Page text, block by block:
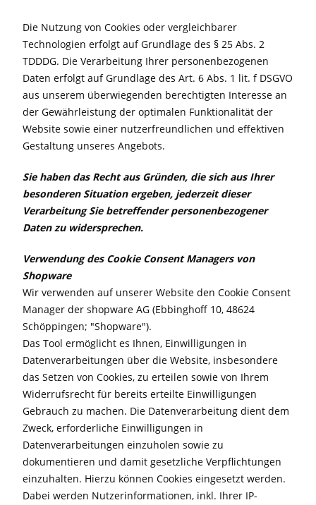
Die Nutzung von Cookies oder vergleichbarer
Technologien erfolgt auf Grundlage des § 25 Abs. 2
TDDDG. Die Verarbeitung Ihrer personenbezogenen
Daten erfolgt auf Grundlage des Art. 6 Abs. 1 lit. f DSGVO
aus unserem überwiegenden berechtigten Interesse an
der Gewährleistung der optimalen Funktionalität der
Website sowie einer nutzerfreundlichen und effektiven
Gestaltung unseres Angebots.
Sie haben das Recht aus Gründen, die sich aus Ihrer
besonderen Situation ergeben, jederzeit dieser
Verarbeitung Sie betreffender personenbezogener
Daten zu widersprechen.
Verwendung des Cookie Consent Managers von
Shopware
Wir verwenden auf unserer Website den Cookie Consent
Manager der shopware AG (Ebbinghoff 10, 48624
Schöppingen; "Shopware").
Das Tool ermöglicht es Ihnen, Einwilligungen in
Datenverarbeitungen über die Website, insbesondere
das Setzen von Cookies, zu erteilen sowie von Ihrem
Widerrufsrecht für bereits erteilte Einwilligungen
Gebrauch zu machen. Die Datenverarbeitung dient dem
Zweck, erforderliche Einwilligungen in
Datenverarbeitungen einzuholen sowie zu
dokumentieren und damit gesetzliche Verpflichtungen
einzuhalten. Hierzu können Cookies eingesetzt werden.
Dabei werden Nutzerinformationen, inkl. Ihrer IP-